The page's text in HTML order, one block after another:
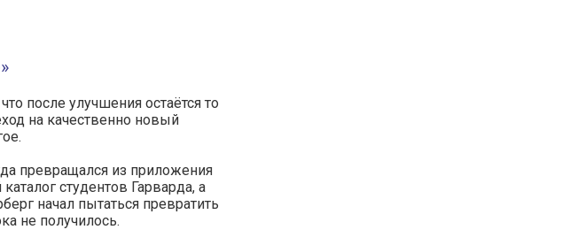
после улучшения остаётся то
на качественно новый
превращался из приложения
студентов Гарварда, а
начал пытаться превратить
не получилось.